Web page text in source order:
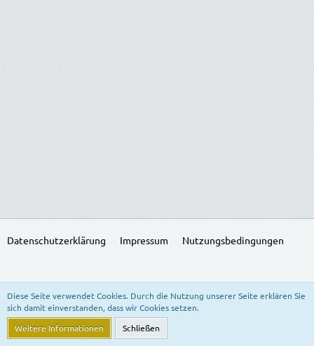
Datenschutzerklärung Impressum Nutzungsbedingungen
Stil:Freedom of Life, erstellt von
Community-Software:WoltLab Suite™ 5.3.24
Diese Seite verwendet Cookies. Durch die Nutzung unserer Seite erklären Sie
sich damit einverstanden, dass wir Cookies setzen.
Weitere Informationen
Schließen